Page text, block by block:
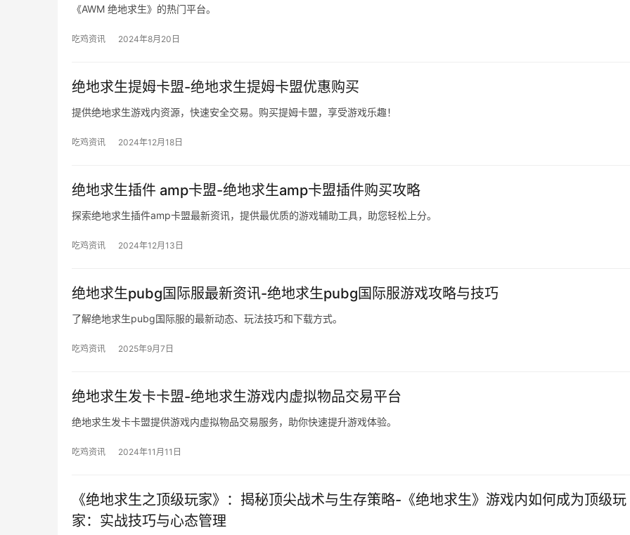
《AWM 绝地求生》的热门平台。
吃鸡资讯 2024年8月20日
绝地求生提姆卡盟-绝地求生提姆卡盟优惠购买
提供绝地求生游戏内资源，快速安全交易。购买提姆卡盟，享受游戏乐趣！
吃鸡资讯 2024年12月18日
绝地求生插件 amp卡盟-绝地求生amp卡盟插件购买攻略
探索绝地求生插件amp卡盟最新资讯，提供最优质的游戏辅助工具，助您轻松上分。
吃鸡资讯 2024年12月13日
绝地求生pubg国际服最新资讯-绝地求生pubg国际服游戏攻略与技巧
了解绝地求生pubg国际服的最新动态、玩法技巧和下载方式。
吃鸡资讯 2025年9月7日
绝地求生发卡卡盟-绝地求生游戏内虚拟物品交易平台
绝地求生发卡卡盟提供游戏内虚拟物品交易服务，助你快速提升游戏体验。
吃鸡资讯 2024年11月11日
《绝地求生之顶级玩家》：揭秘顶尖战术与生存策略-《绝地求生》游戏内如何成为顶级玩
家：实战技巧与心态管理